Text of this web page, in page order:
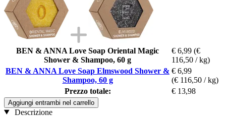
BEN & ANNA Love Soap Oriental Magic
Shower & Shampoo, 60 g
€ 6,99 (€
116,50 / kg)
BEN & ANNA Love Soap Elmswood Shower &
Shampoo, 60 g
€ 6,99
(€ 116,50 / kg)
Prezzo totale:
€ 13,98
Aggiungi entrambi nel carrello
Descrizione